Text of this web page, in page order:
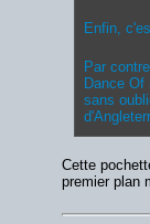
Enfin,
Par
Dance Of
sans
Cette
premier plan